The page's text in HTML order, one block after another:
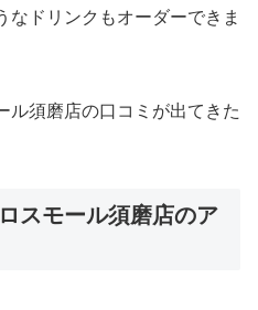
なドリンクもオーダーできま
ル須磨店の口コミが出てきた
スモール須磨店のア